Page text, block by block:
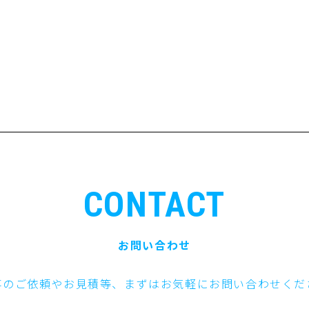
CONTACT
お問い合わせ
ご依頼やお見積等、まずはお気軽にお問い合わせく